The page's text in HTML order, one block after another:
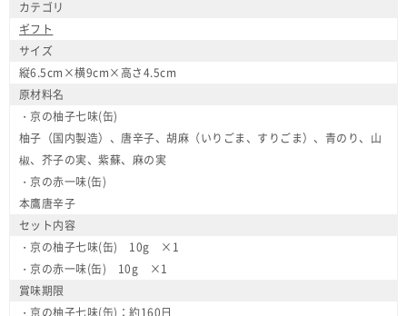
カテゴリ
ギフト
サイズ
縦6.5cm×横9cm×高さ4.5cm
原材料名
・京の柚子七味(缶)
柚子（国内製造）、唐辛子、胡麻（いりごま、すりごま）、青のり、山
椒、芥子の実、紫蘇、麻の実
・京の赤一味(缶)
本鷹唐辛子
セット内容
・京の柚子七味(缶) 10g ×1
・京の赤一味(缶) 10g ×1
賞味期限
・京の柚子七味(缶)：約160日